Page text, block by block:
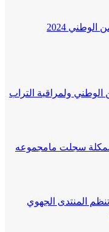
2024
الوطني ولمراقبة التراب
سجلت مامجموعه
المنتدى الجهوي